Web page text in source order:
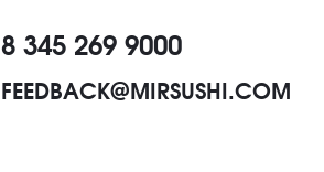
8 345 269 9000
FEEDBACK@MIRSUSHI.COM